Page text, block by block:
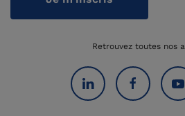
Retrouvez toutes nos